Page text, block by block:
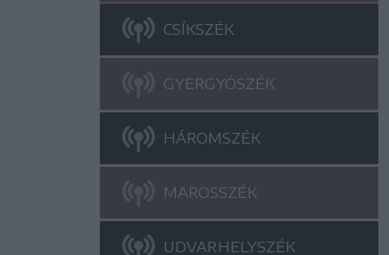
CSÍKSZÉK
GYERGYÓSZÉK
HÁROMSZÉK
MAROSSZÉK
UDVARHELYSZÉK